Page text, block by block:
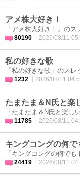
アメ株大好き！
「アメ株大好き！」のス
80190 2026/08/11
私の好きな歌
「私の好きな歌」のスレ
1232 2026/08/11
たまたま＆N氏と楽
「たまたま＆N氏と楽し
11785 2026/08/11
キングコングの何で
「キングコングの何でも
24419 2026/08/11